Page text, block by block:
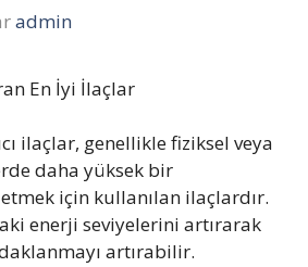
admin
En İyi İlaçlar
ilaçlar, genellikle fiziksel veya
daha yüksek bir
için kullanılan ilaçlardır.
enerji seviyelerini artırarak
artırabilir.